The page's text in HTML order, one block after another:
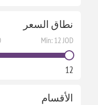
نطاق السعر
Min: 12 JOD
12
الأقسام